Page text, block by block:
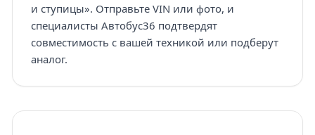
и ступицы». Отправьте VIN или фото, и
специалисты Автобус36 подтвердят
совместимость с вашей техникой или подберут
аналог.